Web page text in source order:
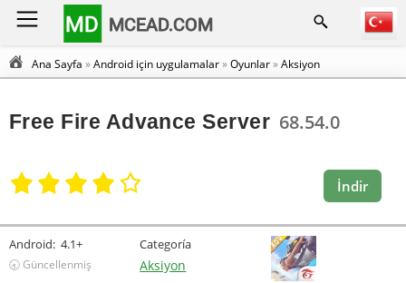
MD MCEAD.COM
Ana Sayfa »Android için uygulamalar»Oyunlar»Aksiyon
Free Fire Advance Server 68.54.0
İndir
Android: 4.1+
🕣 Güncellenmiş
Categoría
Aksiyon